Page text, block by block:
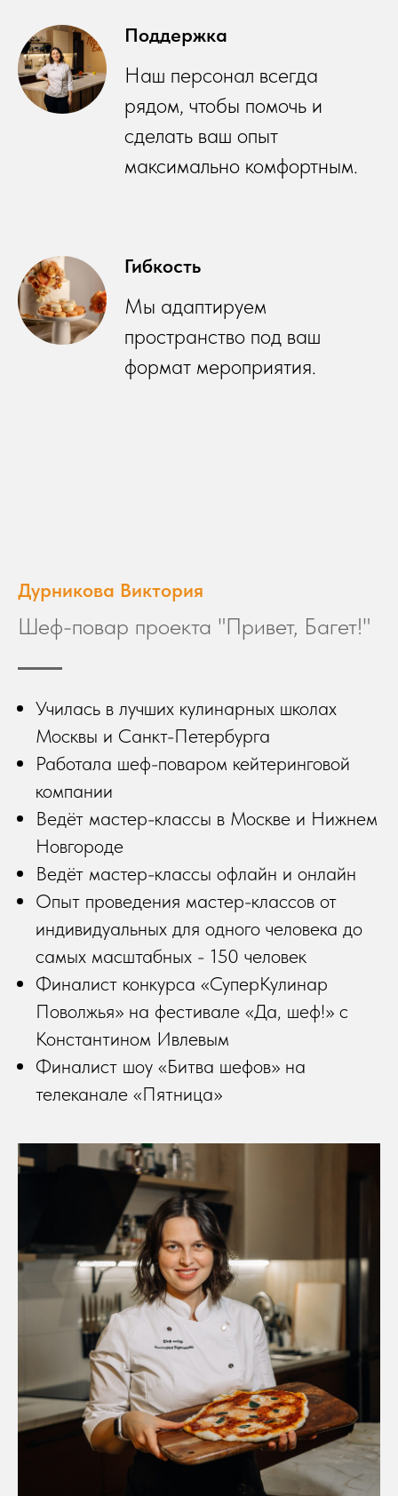
Поддержка
Наш персонал всегда
рядом, чтобы помочь и
сделать ваш опыт
максимально комфортным.
Гибкость
Мы адаптируем
пространство под ваш
формат мероприятия.
Дурникова Виктория
Шеф-повар проекта "Привет, Багет!"
Училась в лучших кулинарных школах
Москвы и Санкт-Петербурга
Работала шеф-поваром кейтеринговой
компании
Ведёт мастер-классы в Москве и Нижнем
Новгороде
Ведёт мастер-классы офлайн и онлайн
Опыт проведения мастер-классов от
индивидуальных для одного человека до
самых масштабных - 150 человек
Финалист конкурса «СуперКулинар
Поволжья» на фестивале «Да, шеф!» с
Константином Ивлевым
Финалист шоу «Битва шефов» на
телеканале «Пятница»